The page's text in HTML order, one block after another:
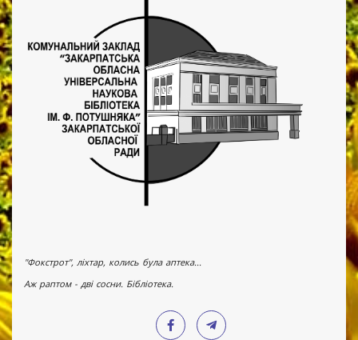
"Фокстрот", ліхтар, колись була аптека...
Аж раптом - дві сосни. Бібліотека.